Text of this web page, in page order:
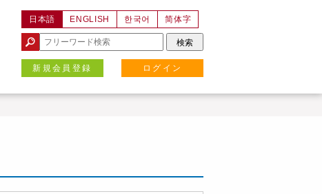
日本語 ENGLISH 한국어 简体字
新規会員登録 ログイン